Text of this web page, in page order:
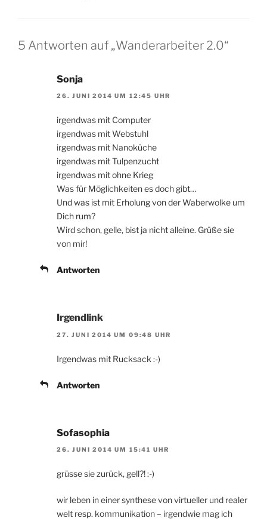
5 Antworten auf „Wanderarbeiter 2.0“
Sonja
26. JUNI 2014 UM 12:45 UHR
irgendwas mit Computer
irgendwas mit Webstuhl
irgendwas mit Nanoküche
irgendwas mit Tulpenzucht
irgendwas mit ohne Krieg
Was für Möglichkeiten es doch gibt…
Und was ist mit Erholung von der Waberwolke um
Dich rum?
Wird schon, gelle, bist ja nicht alleine. Grüße sie
von mir!
Antworten
Irgendlink
27. JUNI 2014 UM 09:48 UHR
Irgendwas mit Rucksack :-)
Antworten
Sofasophia
26. JUNI 2014 UM 15:41 UHR
grüsse sie zurück, gell?! :-)
wir leben in einer synthese von virtueller und realer
welt resp. kommunikation – irgendwie mag ich